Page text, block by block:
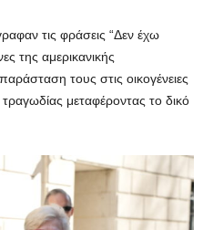
τις φράσεις “Δεν έχω
της αμερικανικής
τους στις οικογένειες
μεταφέροντας το δικό